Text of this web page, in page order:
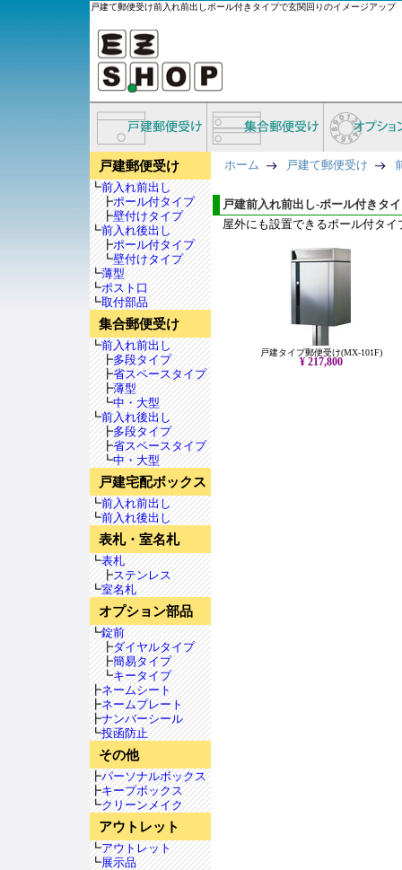
戸建て郵便受け前入れ前出しポール付きタイプで玄関回りのイメージアップ
戸建郵便受け
┗前入れ前出し
┣ポール付タイプ
┣壁付けタイプ
┗前入れ後出し
┣ポール付タイプ
┗壁付けタイプ
┗薄型
┗ポスト口
┗取付部品
集合郵便受け
┗前入れ前出し
┣多段タイプ
┣省スペースタイプ
┣薄型
┗中・大型
┗前入れ後出し
┣多段タイプ
┣省スペースタイプ
┗中・大型
戸建宅配ボックス
┗前入れ前出し
┗前入れ後出し
表札・室名札
┗表札
┣ステンレス
┗室名札
オプション部品
┗錠前
┣ダイヤルタイプ
┣簡易タイプ
┗キータイプ
┣ネームシート
┣ネームプレート
┣ナンバーシール
┗投函防止
その他
┣パーソナルボックス
┣キープボックス
┗クリーンメイク
アウトレット
┗アウトレット
┗展示品
ホーム 戸建て郵便受け
戸建前入れ前出し-ポール付きタ
屋外にも設置できるポール付タ
戸建タイプ郵便受け(MX-101F)
¥ 217,800